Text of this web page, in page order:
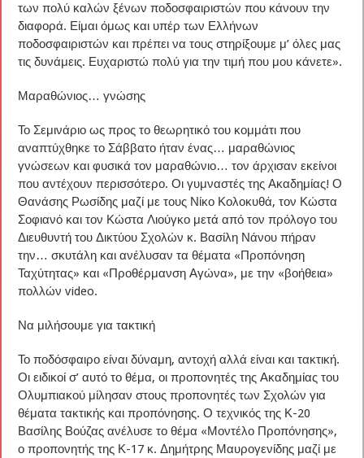
των πολύ καλών ξένων ποδοσφαιριστών που κάνουν την
διαφορά. Είμαι όμως και υπέρ των Ελλήνων
ποδοσφαιριστών και πρέπει να τους στηρίξουμε μ’ όλες μας
τις δυνάμεις. Ευχαριστώ πολύ για την τιμή που μου κάνετε».
Μαραθώνιος… γνώσης
Το Σεμινάριο ως προς το θεωρητικό του κομμάτι που
αναπτύχθηκε το Σάββατο ήταν ένας… μαραθώνιος
γνώσεων και φυσικά τον μαραθώνιο… τον άρχισαν εκείνοι
που αντέχουν περισσότερο. Οι γυμναστές της Ακαδημίας! Ο
Θανάσης Ρωσίδης μαζί με τους Νίκο Κολοκυθά, τον Κώστα
Σοφιανό και τον Κώστα Λιούγκο μετά από τον πρόλογο του
Διευθυντή του Δικτύου Σχολών κ. Βασίλη Νάνου πήραν
την… σκυτάλη και ανέλυσαν τα θέματα «Προπόνηση
Ταχύτητας» και «Προθέρμανση Αγώνα», με την «βοήθεια»
πολλών video.
Να μιλήσουμε για τακτική
Το ποδόσφαιρο είναι δύναμη, αντοχή αλλά είναι και τακτική.
Οι ειδικοί σ’ αυτό το θέμα, οι προπονητές της Ακαδημίας του
Ολυμπιακού μίλησαν στους προπονητές των Σχολών για
θέματα τακτικής και προπόνησης. Ο τεχνικός της Κ-20
Βασίλης Βούζας ανέλυσε το θέμα «Μοντέλο Προπόνησης»,
ο προπονητής της Κ-17 κ. Δημήτρης Μαυρογενίδης μαζί με